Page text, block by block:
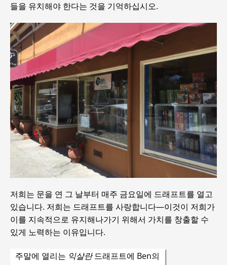
들을 유치해야 한다는 것을 기억하십시오.
저희는 문을 연 그 날부터 매주 금요일에 드래프트를 열고
있습니다. 저희는 드래프트를 사랑합니다—이것이 저희가
이를 지속적으로 유지해나가기 위해서 가치를 창출할 수
있게 노력하는 이유입니다.
주말에 열리는 익살란드래프트에 Ben의